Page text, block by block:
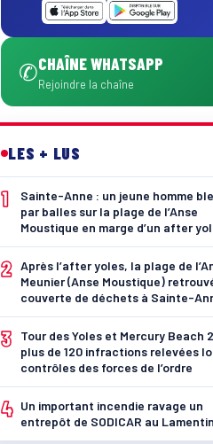
✆CHAÎNE WHATSAPP
Rejoindre la chaîne
LES + LUS
1
Sainte-Anne : un jeune homme
par balles sur la plage de l’Anse
Moustique en marge d’un after
2 Après l’after yoles, la plage de
Meunier (Anse Moustique)
couverte de déchets à Sainte-
3
Tour des Yoles et Mercury Beach
plus de 120 infractions relevées
contrôles des forces de l’ordre
4 Un important incendie ravage un
entrepôt de SODICAR au Lamentin